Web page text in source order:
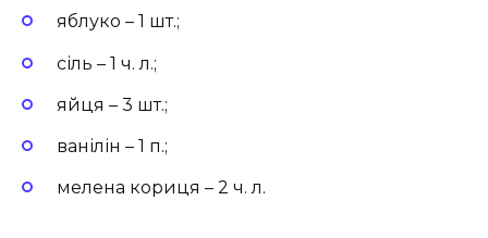
яблуко – 1 шт.;
сіль – 1 ч. л.;
яйця – 3 шт.;
ванілін – 1 п.;
мелена кориця – 2 ч. л.